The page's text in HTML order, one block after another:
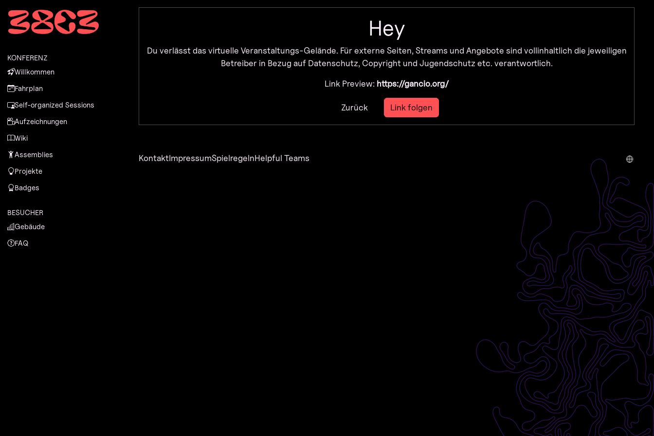
Zum Inhalt
Zum Footer
KONFERENZ
Willkommen
Fahrplan
Self-organized Sessions
Aufzeichnungen
Wiki
Assemblies
Projekte
Badges
BESUCHER
Gebäude
FAQ
Hey
Du verlässt das virtuelle Veranstaltungs-Gelände. Für externe Seiten, Streams und Angebote sind vollinhaltlich die jeweiligen
Betreiber in Bezug auf Datenschutz, Copyright und Jugendschutz etc. verantwortlich.
Link Preview: https://gancio.org/
Zurück Link folgen
KontaktImpressumSpielregelnHelpful Teams